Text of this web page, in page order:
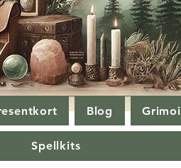
Blog
Spellkits